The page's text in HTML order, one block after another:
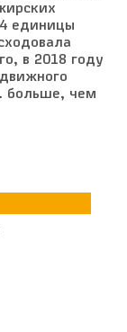
единицы
в 2018 году
больше, чем